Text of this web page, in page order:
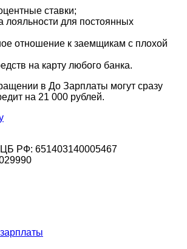
ставки;
лояльности для постоянных
отношение к заемщикам с плохой
на карту любого банка.
в До Зарплаты могут сразу
на 21 000 рублей.
ЦБ РФ: 651403140005467